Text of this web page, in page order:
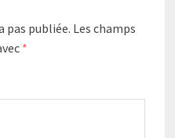
pas publiée. Les champs
*